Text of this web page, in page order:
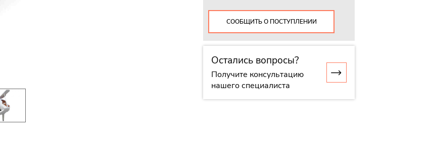
СООБЩИТЬ О ПОСТУПЛЕНИИ
Остались вопросы?
Получите консультацию
нашего специалиста